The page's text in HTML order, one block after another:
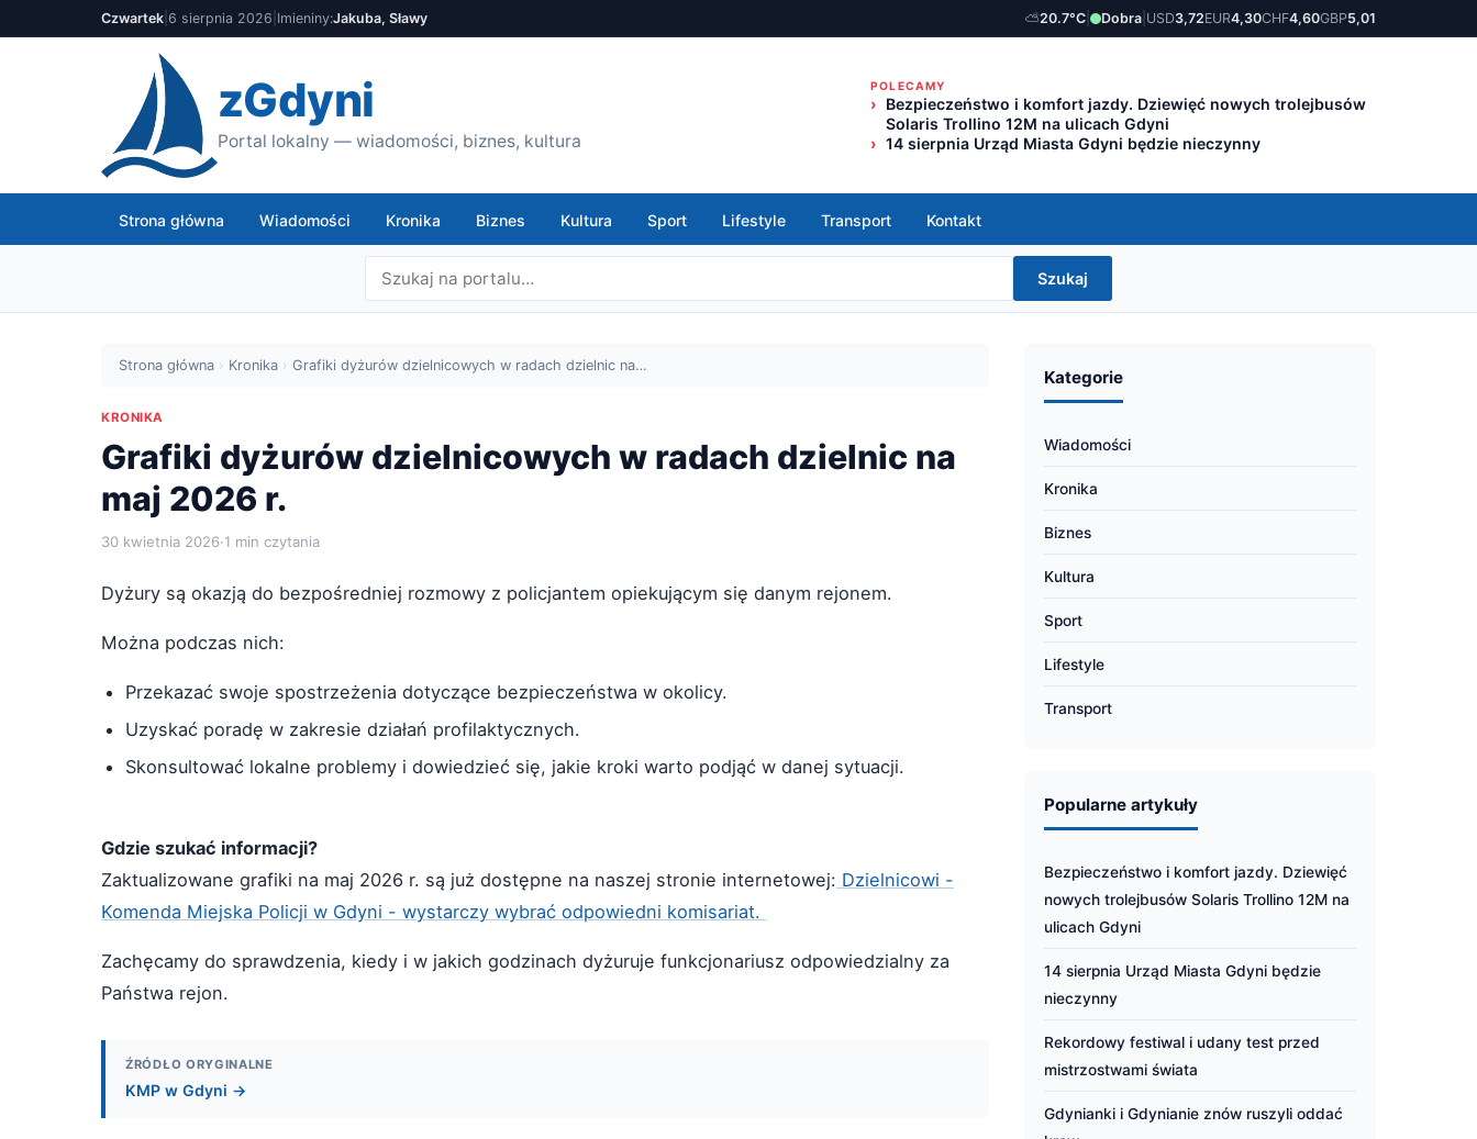
Czwartek 6 sierpnia 2026 Imieniny:Jakuba, Sławy ⛅20.7°C Dobra USD3,72EUR4,30CHF4,60GBP5,01
zGdyni
Portal lokalny — wiadomości, biznes, kultura
POLECAMY
Bezpieczeństwo i komfort jazdy. Dziewięć nowych trolejbusów
Solaris Trollino 12M na ulicach Gdyni
14 sierpnia Urząd Miasta Gdyni będzie nieczynny
Strona główna Wiadomości Kronika Biznes Kultura Sport Lifestyle Transport Kontakt
Szukaj
Strona główna › Kronika › Grafiki dyżurów dzielnicowych w radach dzielnic na…
KRONIKA
Grafiki dyżurów dzielnicowych w radach dzielnic na
maj 2026 r.
30 kwietnia 2026·1 min czytania
Dyżury są okazją do bezpośredniej rozmowy z policjantem opiekującym się danym rejonem.
Można podczas nich:
Przekazać swoje spostrzeżenia dotyczące bezpieczeństwa w okolicy.
Uzyskać poradę w zakresie działań profilaktycznych.
Skonsultować lokalne problemy i dowiedzieć się, jakie kroki warto podjąć w danej sytuacji.
Gdzie szukać informacji?
Zaktualizowane grafiki na maj 2026 r. są już dostępne na naszej stronie internetowej: Dzielnicowi -
Komenda Miejska Policji w Gdyni - wystarczy wybrać odpowiedni komisariat.
Zachęcamy do sprawdzenia, kiedy i w jakich godzinach dyżuruje funkcjonariusz odpowiedzialny za
Państwa rejon.
ŹRÓDŁO ORYGINALNE
KMP w Gdyni →
Kategorie
Wiadomości
Kronika
Biznes
Kultura
Sport
Lifestyle
Transport
Popularne artykuły
Bezpieczeństwo i komfort jazdy. Dziewięć
nowych trolejbusów Solaris Trollino 12M na
ulicach Gdyni
14 sierpnia Urząd Miasta Gdyni będzie
nieczynny
Rekordowy festiwal i udany test przed
mistrzostwami świata
Gdynianki i Gdynianie znów ruszyli oddać